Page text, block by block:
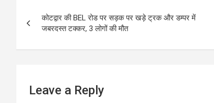
navigation
कोटद्वार की BEL रोड पर सड़क पर खड़े ट्रक और डम्पर में
जबरदस्त टक्कर, 3 लोगों की मौत
Leave a Reply